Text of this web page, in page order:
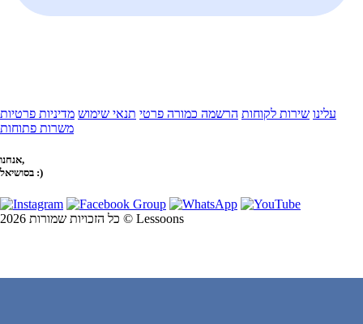
עלינו שירות לקוחות הרשמה כמורה פרטי תנאי שימוש מדיניות פרטיות
משרות פתוחות
אנחנו,
בסושיאל :)
כל הזכויות שמורות 2026 © Lessoons